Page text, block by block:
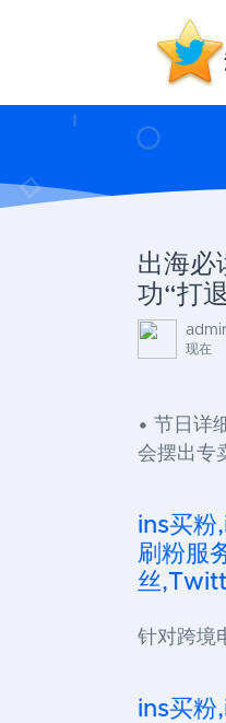
出海必
功“打
现在
• 节日详
会摆出专
ins买粉
刷粉服
丝
针对跨境
ins买粉